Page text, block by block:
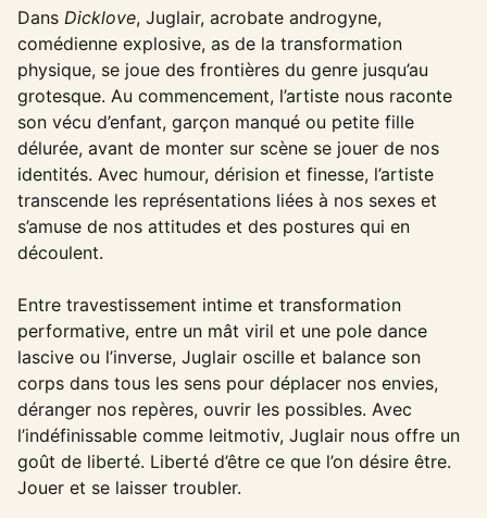
Dans Dicklove, Juglair, acrobate androgyne,
comédienne explosive, as de la transformation
physique, se joue des frontières du genre jusqu’au
grotesque. Au commencement, l’artiste nous raconte
son vécu d’enfant, garçon manqué ou petite fille
délurée, avant de monter sur scène se jouer de nos
identités. Avec humour, dérision et finesse, l’artiste
transcende les représentations liées à nos sexes et
s’amuse de nos attitudes et des postures qui en
découlent.
Entre travestissement intime et transformation
performative, entre un mât viril et une pole dance
lascive ou l’inverse, Juglair oscille et balance son
corps dans tous les sens pour déplacer nos envies,
déranger nos repères, ouvrir les possibles. Avec
l’indéfinissable comme leitmotiv, Juglair nous offre un
goût de liberté. Liberté d’être ce que l’on désire être.
Jouer et se laisser troubler.